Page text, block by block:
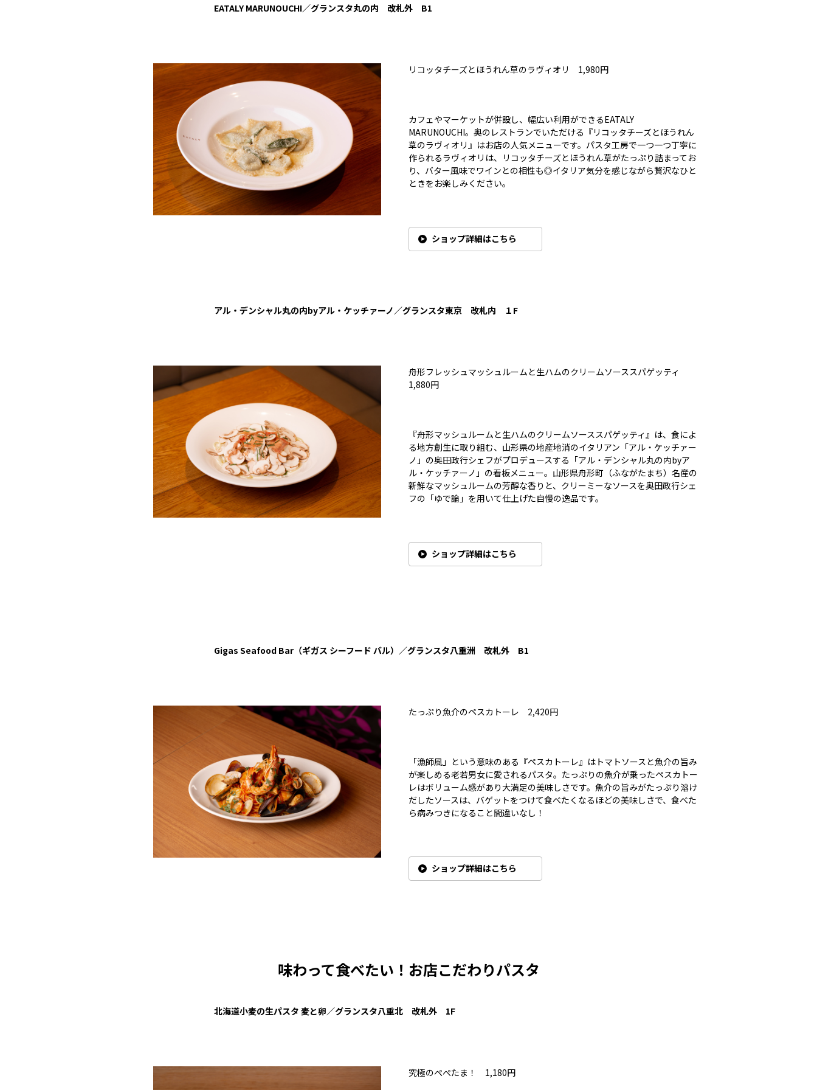
EATALY MARUNOUCHI／グランスタ丸の内 改札外 B1
リコッタチーズとほうれん草のラヴィオリ 1,980円
カフェやマーケットが併設し、幅広い利用ができるEATALY
MARUNOUCHI。奥のレストランでいただける『リコッタチーズとほうれん
草のラヴィオリ』はお店の人気メニューです。パスタ工房で一つ一つ丁寧に
作られるラヴィオリは、リコッタチーズとほうれん草がたっぷり詰まってお
り、バター風味でワインとの相性も◎イタリア気分を感じながら贅沢なひと
ときをお楽しみください。
ショップ詳細はこちら
アル・デンシャル丸の内byアル・ケッチァーノ／グランスタ東京 改札内 １F
舟形フレッシュマッシュルームと生ハムのクリームソーススパゲッティ
1,880円
『舟形マッシュルームと生ハムのクリームソーススパゲッティ』は、食によ
る地方創生に取り組む、山形県の地産地消のイタリアン「アル・ケッチァー
ノ」の奥田政行シェフがプロデュースする「アル・デンシャル丸の内byア
ル・ケッチァーノ」の看板メニュー。山形県舟形町（ふながたまち）名産の
新鮮なマッシュルームの芳醇な香りと、クリーミーなソースを奥田政行シェ
フの「ゆで論」を用いて仕上げた自慢の逸品です。
ショップ詳細はこちら
Gigas Seafood Bar （ギガス シーフード バル）／グランスタ八重洲 改札外 B1
たっぷり魚介のペスカトーレ 2,420円
「漁師風」という意味のある『ペスカトーレ』はトマトソースと魚介の旨み
が楽しめる老若男女に愛されるパスタ。たっぷりの魚介が乗ったペスカトー
レはボリューム感があり大満足の美味しさです。魚介の旨みがたっぷり溶け
だしたソースは、バゲットをつけて食べたくなるほどの美味しさで、食べた
ら病みつきになること間違いなし！
ショップ詳細はこちら
味わって食べたい！お店こだわりパスタ
北海道小麦の生パスタ 麦と卵／グランスタ八重北 改札外 1F
究極のぺぺたま！ 1,180円